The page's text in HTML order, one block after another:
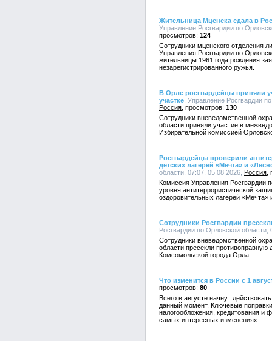
Жительница Мценска сдала в
Управление Росгвардии по
124
Сотрудники мценского отделения
Управления Росгвардии по
жительницы 1961 года рождения
незарегистрированного ружья.
В Орле росгвардейцы приняли
участке , Управление Росгвардии
Россия
130
Сотрудники вневедомственной
области приняли участие в
Избирательной комиссией
Росгвардейцы проверили
детских лагерей «Мечта» и
области, 07:07, 05.08.2026, Россия
Комиссия Управления Росгвардии
уровня антитеррористической
оздоровительных лагерей «Мечта»
Сотрудники Росгвардии
Росгвардии по Орловской
Сотрудники вневедомственной
области пресекли противоправную
Комсомольской города Орла.
Что изменится в России с 1
80
Всего в августе начнут
данный момент. Ключевые
налогообложения, кредитования и
самых интересных изменениях.